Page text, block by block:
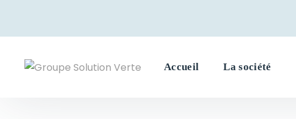
Accueil La société